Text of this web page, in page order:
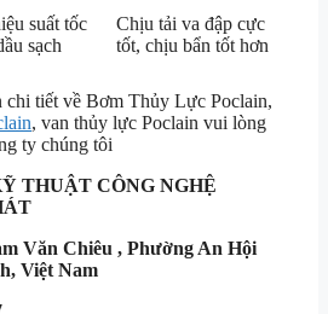
suất tốc
sạch
Chịu tải va đập cực
tốt, chịu bẩn tốt hơn
chi tiết về Bơm Thủy Lực Poclain,
, van thủy lực Poclain vui lòng
ty chúng tôi
THUẬT CÔNG NGHỆ
Văn Chiêu , Phường An Hội
Việt Nam